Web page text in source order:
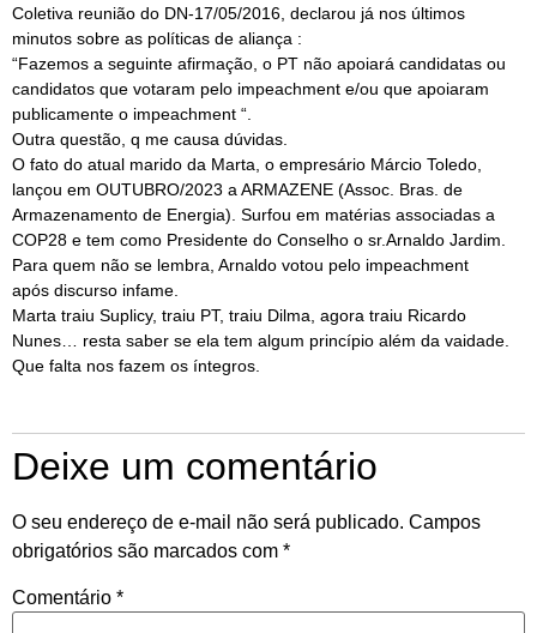
Coletiva reunião do DN-17/05/2016, declarou já nos últimos
minutos sobre as políticas de aliança :
“Fazemos a seguinte afirmação, o PT não apoiará candidatas ou
candidatos que votaram pelo impeachment e/ou que apoiaram
publicamente o impeachment “.
Outra questão, q me causa dúvidas.
O fato do atual marido da Marta, o empresário Márcio Toledo,
lançou em OUTUBRO/2023 a ARMAZENE (Assoc. Bras. de
Armazenamento de Energia). Surfou em matérias associadas a
COP28 e tem como Presidente do Conselho o sr.Arnaldo Jardim.
Para quem não se lembra, Arnaldo votou pelo impeachment
após discurso infame.
Marta traiu Suplicy, traiu PT, traiu Dilma, agora traiu Ricardo
Nunes… resta saber se ela tem algum princípio além da vaidade.
Que falta nos fazem os íntegros.
Deixe um comentário
O seu endereço de e-mail não será publicado. Campos
obrigatórios são marcados com *
Comentário *